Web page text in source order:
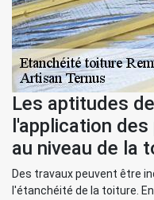
Les aptitudes
l'application
au niveau de la
Des travaux peuvent être
l'étanchéité de la toiture.